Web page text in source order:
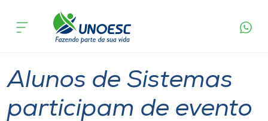
Cursos
acontece
Alunos de Sistemas
participam de evento